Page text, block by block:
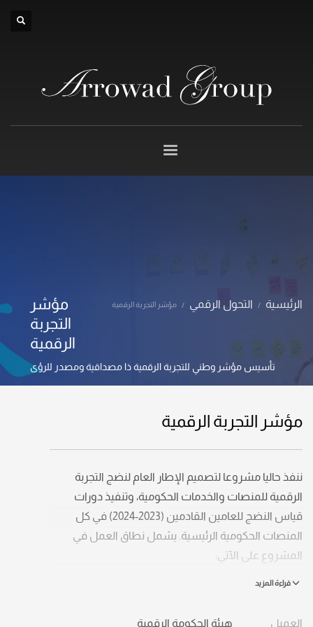
الرئيسية التحول الرقمي مؤشر التجربة الرقمية
مؤشر
التجربة
الرقمية
تأسيس مؤشر وطني للتجربة الرقمية ذا مصداقية ومصدر للرؤى
مؤشر التجربة الرقمية
ننفذ حاليا مشروعا لتصميم الإطار العام لنضج التجربة
الرقمية للمنصات والخدمات الحكومية، وتنفيذ دورات
قياس النضج للعامين القادمين (2023-2024) في كل
المنصات الحكومية الرئيسية. يشمل نطاق العمل في
المشروع على الآتي:
العميل هيئة الحكومة الرقمية